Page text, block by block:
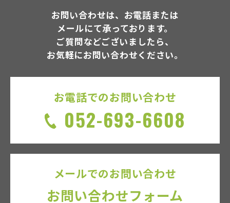
お問い合わせは、お電話または
メールにて承っております。
ご質問などございましたら、
お気軽にお問い合わせください。
お電話でのお問い合わせ
052-693-6608
メールでのお問い合わせ
お問い合わせフォーム